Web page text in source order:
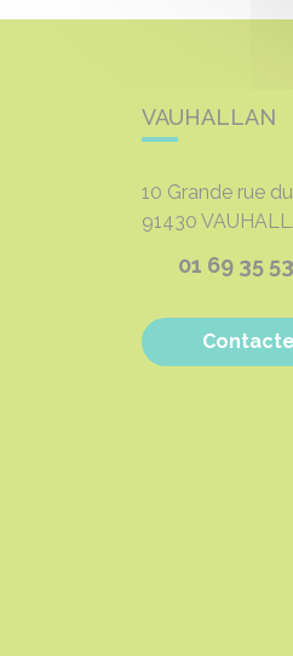
VAUHALLAN
10 Grande rue
91430
01 69 35